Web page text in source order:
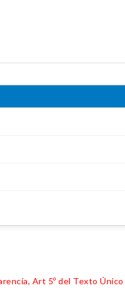
Art 5º del Texto